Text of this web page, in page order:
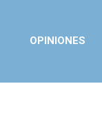
OPINIONES